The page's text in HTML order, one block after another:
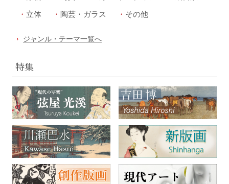
立体
陶芸・ガラス その他
ジャンル・テーマ一覧へ
特集